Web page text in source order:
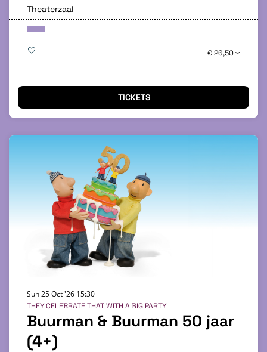
Theaterzaal
€ 26,50
TICKETS
Buurman & Buurman 50 jaar
(4+)
THEY CELEBRATE THAT WITH A BIG PARTY
Sun 25 Oct '26 15:30